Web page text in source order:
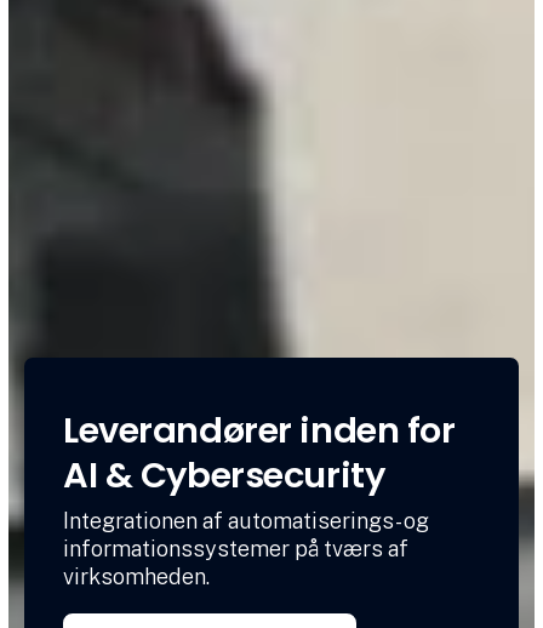
Leverandører inden for
AI & Cybersecurity
Integrationen af automatiserings- og
informationssystemer på tværs af
virksomheden.